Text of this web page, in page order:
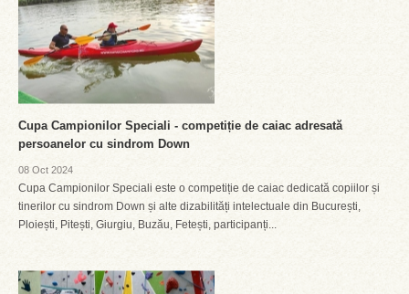
Cupa Campionilor Speciali - competiție de caiac adresată
persoanelor cu sindrom Down
08 Oct 2024
Cupa Campionilor Speciali este o competiție de caiac dedicată copiilor și
tinerilor cu sindrom Down și alte dizabilități intelectuale din București,
Ploiești, Pitești, Giurgiu, Buzău, Fetești, participanți...